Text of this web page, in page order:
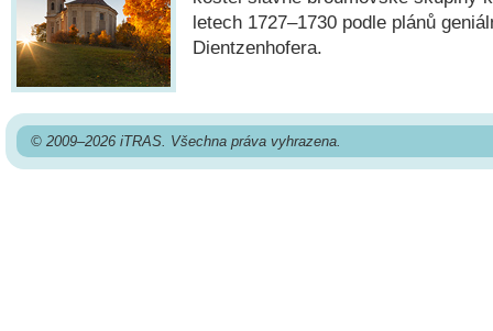
letech 1727–1730 podle plánů
Dientzenhofera.
© 2009–2026 iTRAS. Všechna práva vyhrazena.